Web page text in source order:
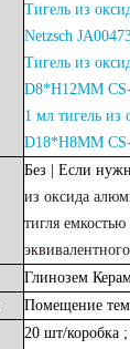
Тигель из
Netzsch
Тигель из
D8*H12MM
1 мл тигель из
D18*H8MM
Без | Если
из оксида
тигля
Глинозем
Помещение
20 шт/коробка ;